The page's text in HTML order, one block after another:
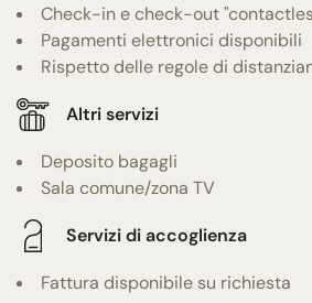
Check-in e check-out
Pagamenti elettronici disponibili
Rispetto delle regole di
Altri servizi
Deposito bagagli
Sala comune/zona TV
Servizi di accoglienza
Fattura disponibile su richiesta